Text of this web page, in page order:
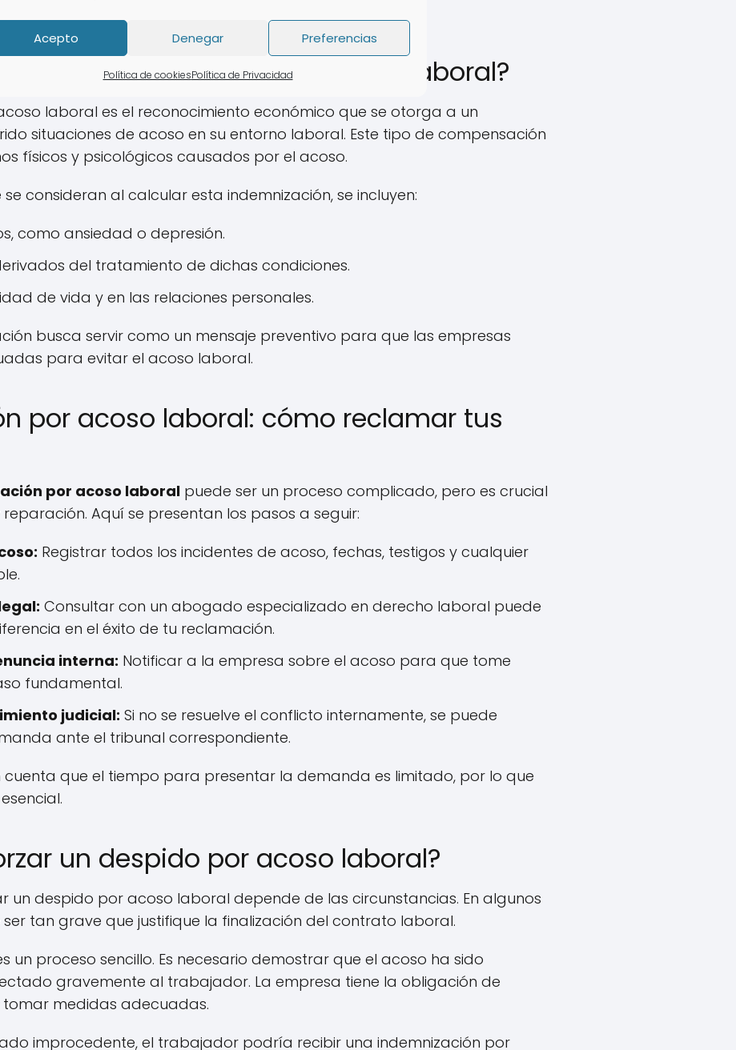
Acepto Denegar Preferencias
Política de cookiesPolítica de Privacidad
para futuros reclamos.
la indemnización por acoso laboral?
laboral es el reconocimiento económico que se otorga a un
situaciones de acoso en su entorno laboral. Este tipo de compensación
físicos y psicológicos causados por el acoso.
consideran al calcular esta indemnización, se incluyen:
como ansiedad o depresión.
del tratamiento de dichas condiciones.
de vida y en las relaciones personales.
busca servir como un mensaje preventivo para que las empresas
para evitar el acoso laboral.
por acoso laboral: cómo reclamar tus
por acoso laboral puede ser un proceso complicado, pero es crucial
Aquí se presentan los pasos a seguir:
Registrar todos los incidentes de acoso, fechas, testigos y cualquier
Consultar con un abogado especializado en derecho laboral puede
en el éxito de tu reclamación.
interna: Notificar a la empresa sobre el acoso para que tome
fundamental.
judicial: Si no se resuelve el conflicto internamente, se puede
ante el tribunal correspondiente.
cuenta que el tiempo para presentar la demanda es limitado, por lo que
un despido por acoso laboral?
un despido por acoso laboral depende de las circunstancias. En algunos
tan grave que justifique la finalización del contrato laboral.
un proceso sencillo. Es necesario demostrar que el acoso ha sido
gravemente al trabajador. La empresa tiene la obligación de
tomar medidas adecuadas.
improcedente, el trabajador podría recibir una indemnización por